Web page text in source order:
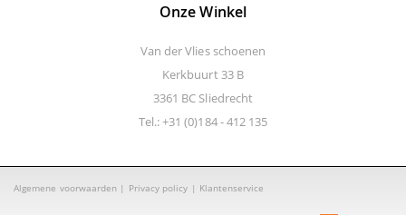
Onze Winkel
Van der Vlies schoenen
Kerkbuurt 33 B
3361 BC Sliedrecht
Tel.: +31 (0)184 - 412 135
Algemene voorwaarden | Privacy policy | Klantenservice